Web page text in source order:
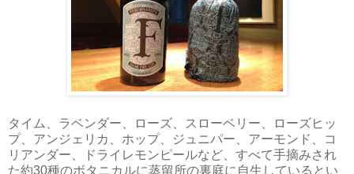
タイム、ラベンダー、ローズ、スローベリー、ローズヒッ
プ、アンジェリカ、ホップ、ジュニパー、アーモンド、コ
リアンダー、ドライレモンピールなど、すべて手摘みされ
た約30種のボタニカルに蒸留所の裏庭に自生しているとい